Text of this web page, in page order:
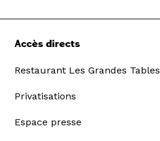
Accès directs
Restaurant Les Grandes Tables
Privatisations
Espace presse